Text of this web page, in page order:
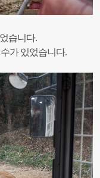
습니다.
가 있었습니다.